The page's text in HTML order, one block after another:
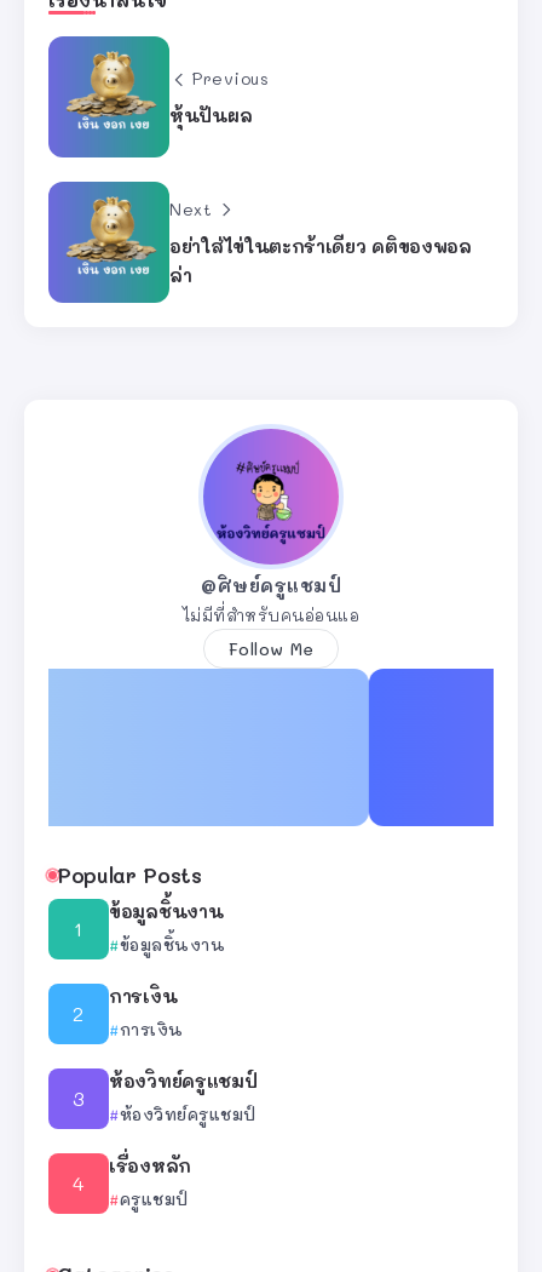
Previous
หุ้นปันผล
Next
อย่าใส่ไข่ในตะกร้าเดียว คติของพอล
ล่า
@ศิษย์ครูแชมป์
ไม่มีที่สำหรับคนอ่อนแอ
Follow Me
Popular Posts
ข้อมูลชิ้นงาน
ข้อมูลชิ้นงาน
การเงิน
การเงิน
ห้องวิทย์ครูแชมป์
ห้องวิทย์ครูแชมป์
เรื่องหลัก
ครูแชมป์